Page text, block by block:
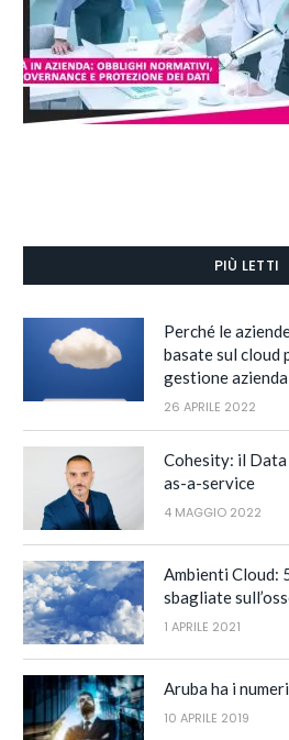
PIÙ LETTI
Perché le
basate sul cloud
gestione
26 APRILE 2022
Cohesity: il
as-a-service
4 MAGGIO 2022
Ambienti Cloud:
sbagliate
1 APRILE 2021
Aruba ha i
10 APRILE 2019